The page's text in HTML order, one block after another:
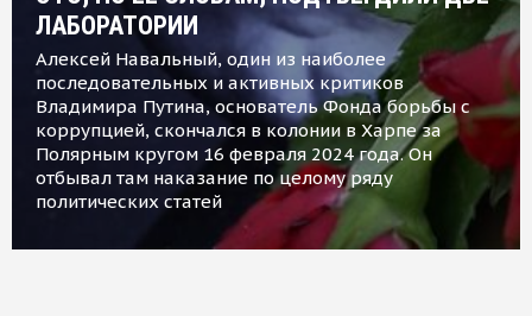
ЛАБОРАТОРИИ
Алексей Навальный, один из наиболее
последовательных и активных критиков
Владимира Путина, основатель Фонда борьбы с
коррупцией, скончался в колонии в Харпе за
Полярным кругом 16 февраля 2024 года. Он
отбывал там наказание по целому ряду
политических статей